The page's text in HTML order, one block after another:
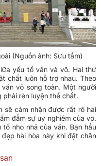
(Nguồn ảnh: Sưu tầm)
yếu tố văn và võ. Hai thứ
chất luôn hỗ trợ nhau. Theo
võ song toàn. Một người
rèn luyện thể chất.
sẽ cảm nhận được rất rõ hai
đẫm sự uy nghiêm của võ.
nho nhã của văn. Bạn hầu
hài hòa này khi đặt chân